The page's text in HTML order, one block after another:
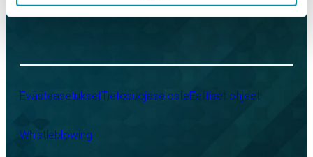
EvästeasetuksetTietosuojaselosteEettiset ohjeet
Whistleblowing